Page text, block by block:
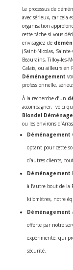
Le processus de
avec sérieux, car
organisation
cette tâche si vous
envisagiez de
(Saint-Nicolas,
Beaurains, Tilloy-les-
Calais, ou ailleurs en
Déménagement
professionnelle,
À la recherche d’un
accompagner, voici
Blondel
ou les environs
Déménagement
optant pour cette
d’autres clients,
Déménagement
à l’autre bout de la
kilomètres, notre
Déménagement
offerte par notre
expérimenté, qui
sécurité.